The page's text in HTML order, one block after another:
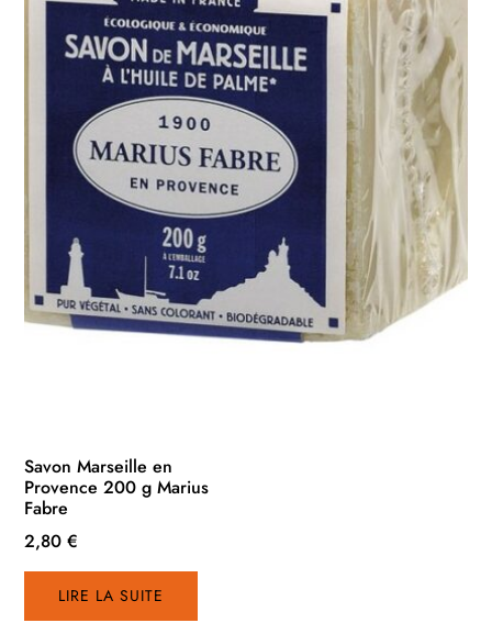
Savon Marseille en
Provence 200 g Marius
Fabre
2,80€
LIRE LA SUITE